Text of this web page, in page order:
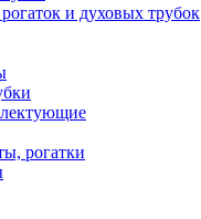
и духовых трубок
рогатки